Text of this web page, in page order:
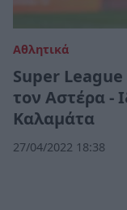
Αθλητικά
Super
τον Αστέρα -
Καλαμάτα
27/04/2022 18:38